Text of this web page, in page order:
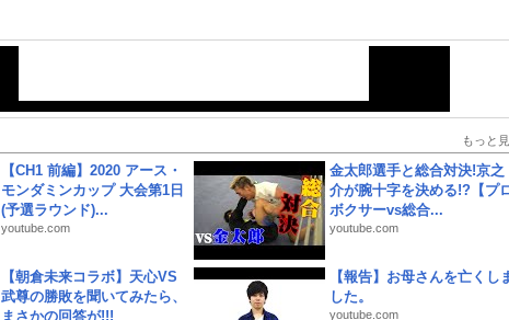
もっと
【CH1 前編】2020 アース・
モンダミンカップ 大会第1日
(予選ラウンド)...
youtube.com
金太郎選手と総合対決!京之
介が腕十字を決める!?【プ
ボクサーvs総合...
youtube.com
【朝倉未来コラボ】天心VS
武尊の勝敗を聞いてみたら、
まさかの回答が!!!
【報告】お母さんを亡くし
した。
youtube.com